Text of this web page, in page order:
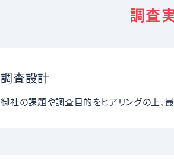
調査
調査設計
御社の課題や調査目的をヒアリングの上、